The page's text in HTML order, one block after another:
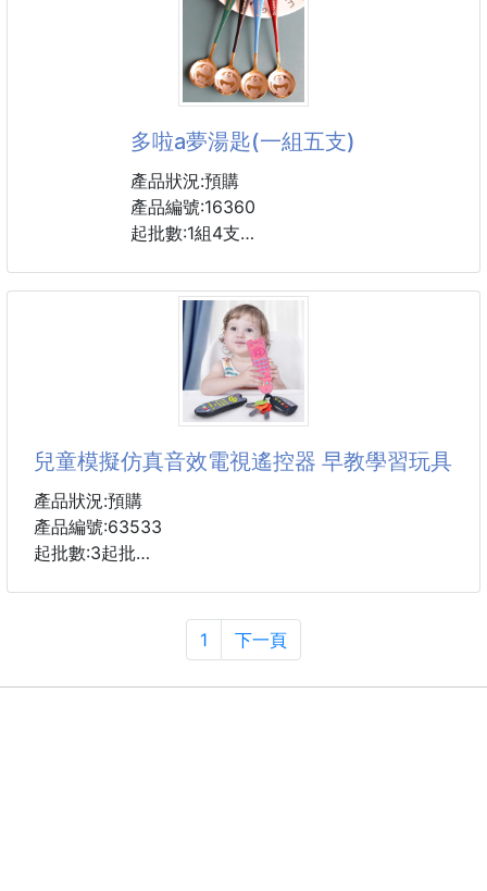
➖️➖️➖️產品說明➖️➖️➖️
✴️買一送一 ，下單加總數量為雙數即可
✨🔥 社團爆賣款來了！🔥✨
✨ 韓國東亞株式會社
✨ 超強益生菌凍乾粉
✨ 想要A4蠻腰、輕盈小肚肚、腸道乖乖聽話～
👉 每罐高達 55000億~60000億CFU活菌量
👉 含高達35株頂級益生菌
👉 活性保存率高達 99.9%
👉 直接幫你把腸胃生態養好養滿👏
✔️ 久坐族／外食族／便秘族
多啦a夢湯匙(一組五支)
產品狀況:預購
產品編號:16360
起批數:1組4支
一組顏色:紅.粉.藍.黑.綠各1
非常好看的一款不鏽鋼勺子
卡通叮噹貓圖案，非常可愛，
搭配鮮豔顏色，十分好看哦。
#湯匙 #多啦a夢
兒童模擬仿真音效電視遙控器 早教學習玩具
產品狀況:預購
產品編號:63533
起批數:3起批
仿真探索遙控器,模擬生活用品,增加寶寶對生活認知經
驗,內含不同國家(英文/西班牙文/法文)數字語言,促進寶
寶多方面語言發展,是一款寶寶愛不釋手的遙控玩具喔!!
1 下一頁